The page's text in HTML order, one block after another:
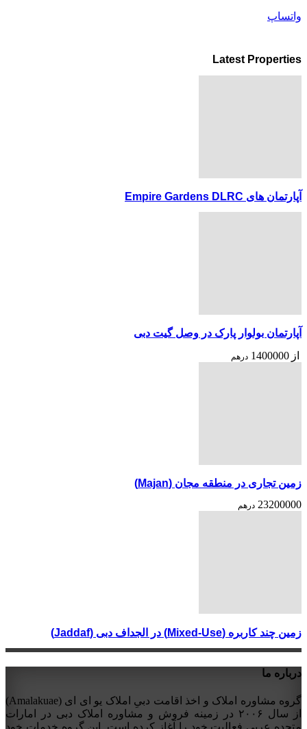
واتساپ
Latest Properties
آپارتمان های Empire Gardens DLRC
آپارتمان بولوار پارک در وصل گیت دبی
از 1400000 درهم
زمین تجاری در منطقه مجان (Majan)
23200000 درهم
زمین چند کاربره (Mixed-Use) در الجداف دبی (Jaddaf)
درباره ما
گروه مشاوره املاک و اخذ اقامت دبیِ املاک یو ای ای (Amalakuae)
از سال ۲۰۰۶ در زمینه فروش و مشاوره املاک دبی در امارات